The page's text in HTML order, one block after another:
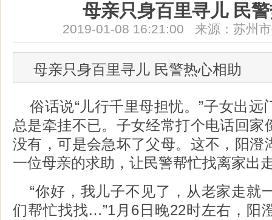
母亲只身百里寻儿 民
2019-01-08 16:21:00 来源：苏州
母亲只身百里寻儿 民警热心相助
俗话说“儿行千里母担忧。”子女出
总是牵挂不已。子女经常打个电话回家
没有，可是会急坏了父母。这不，阳澄
一位母亲的求助，让民警帮忙找离家出
“你好，我儿子不见了，从老家走就
们帮忙找找…”1月6日晚22时左右，阳